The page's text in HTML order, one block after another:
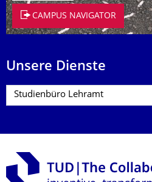
CAMPUS NAVIGATOR
Unsere Dienste